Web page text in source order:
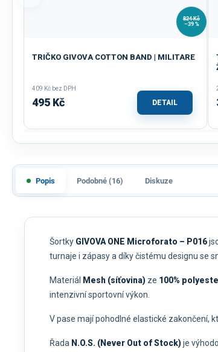
824 Kč
–39 %
TRIČKO GIVOVA COTTON BAND | MILITARE
409 Kč bez DPH
495 Kč DETAIL
Popis Podobné (16) Diskuze
Šortky GIVOVA ONE Microforato – P016
turnaje i zápasy a díky čistému designu se
Materiál Mesh (síťovina) ze 100%
intenzivní sportovní výkon.
V pase mají pohodlné elastické zakončení,
Řada N.O.S. (Never Out of Stock)je